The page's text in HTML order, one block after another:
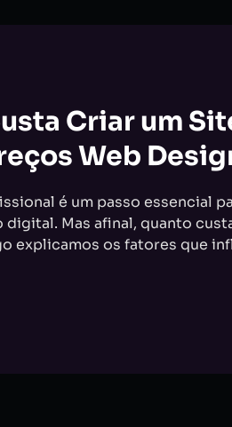
Criar um
Web
é um passo essencial
Mas afinal, quanto
explicamos os fatores que